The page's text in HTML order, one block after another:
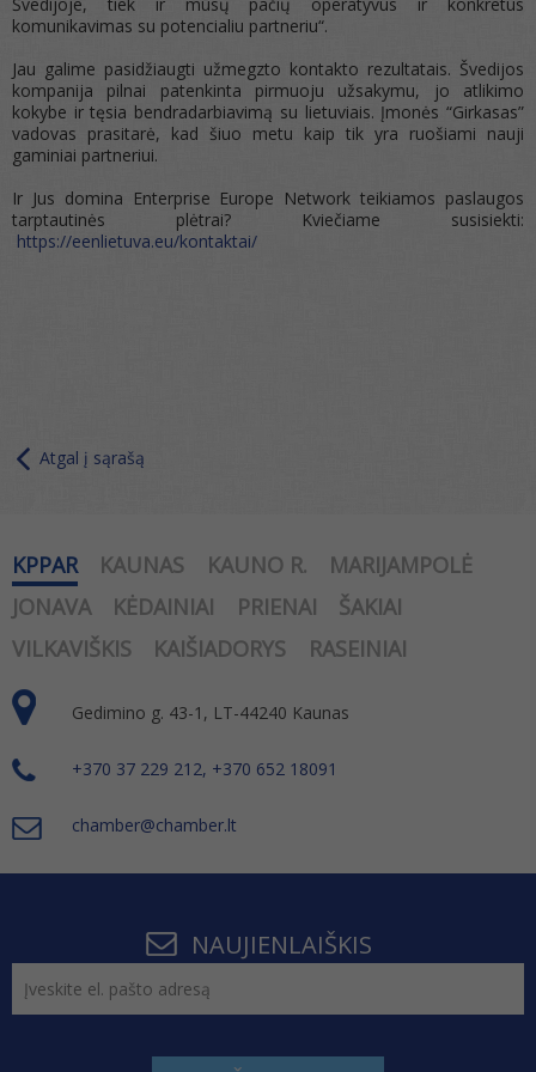
komunikavimas su potencialiu partneriu“.
Jau galime pasidžiaugti užmegzto kontakto rezultatais. Švedijos
kompanija pilnai patenkinta pirmuoju užsakymu, jo atlikimo
kokybe ir tęsia bendradarbiavimą su lietuviais. Įmonės “Girkasas”
vadovas prasitarė, kad šiuo metu kaip tik yra ruošiami nauji
gaminiai partneriui.
Ir Jus domina Enterprise Europe Network teikiamos paslaugos
tarptautinės plėtrai? Kviečiame susisiekti:
https://eenlietuva.eu/kontaktai/
Atgal į sąrašą
KPPAR KAUNAS KAUNO R.
MARIJAMPOLĖ
JONAVA
KĖDAINIAI PRIENAI
ŠAKIAI
VILKAVIŠKIS
KAIŠIADORYS RASEINIAI
Gedimino g. 43-1, LT-44240 Kaunas
+370 37 229 212, +370 652 18091
chamber@chamber.lt
NAUJIENLAIŠKIS